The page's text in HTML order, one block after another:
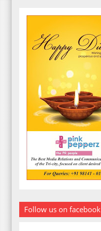
Follow us on facebook